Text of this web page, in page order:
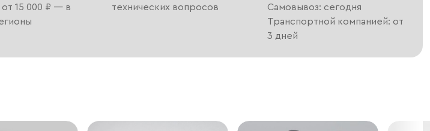
15 000 ₽ — в
технических вопросов
Самовывоз: сегодня
Транспортной компанией: от
3 дней